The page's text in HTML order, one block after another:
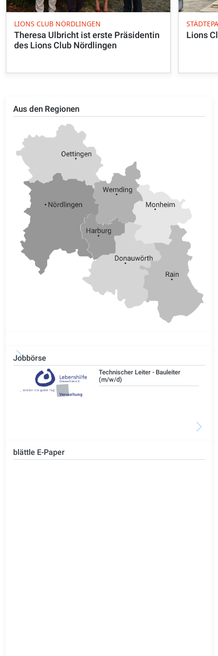
Aus den Regionen
Jobbörse
Technischer Leiter - Bauleiter
(m/w/d)
blättle E-Paper
LIONS CLUB NÖRDLINGEN
Theresa Ulbricht ist erste Präsidentin
des Lions Club Nördlingen
Lions